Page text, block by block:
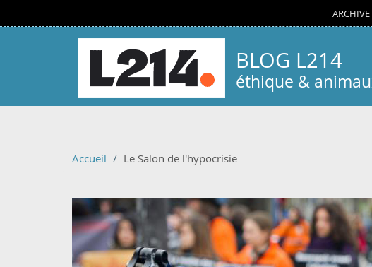
Aller au contenu principal
BLOG L214
éthique &
Accueil Le Salon de l'hypocrisie